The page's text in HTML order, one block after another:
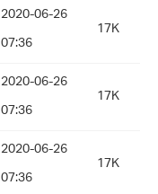
2020-06-26
07:36
17K
2020-06-26
07:36
17K
2020-06-26
07:36
17K